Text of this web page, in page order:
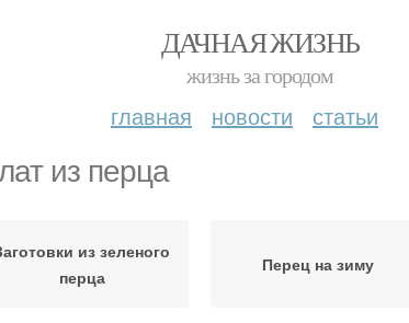
ДАЧНАЯ ЖИЗНЬ
жизнь за городом
главная новости статьи
из перца
из зеленого
перца
Перец на зиму